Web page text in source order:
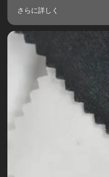
さらに詳しく